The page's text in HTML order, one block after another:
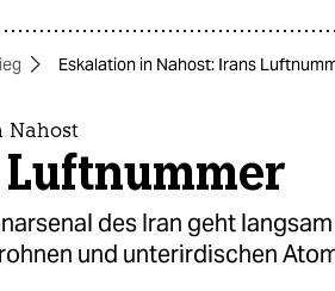
Eskalation in Nahost: Irans
Nahost
des Iran geht
und unterirdischen